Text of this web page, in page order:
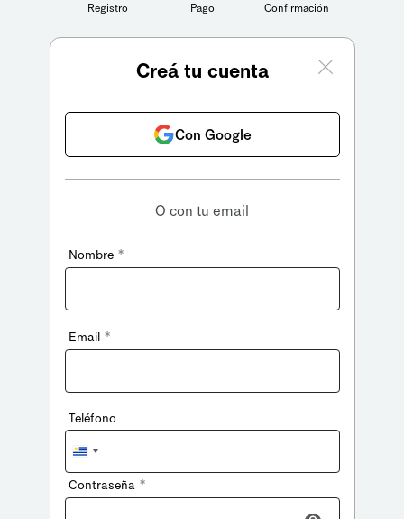
Registro Pago Confirmación
Creá tu cuenta
Con Google
O con tu email
Nombre *
Email *
Teléfono
Uruguay
+598
Contraseña *